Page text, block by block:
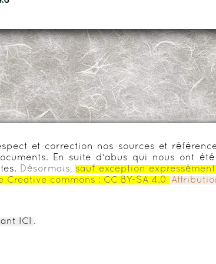
et correction nos sources et
En suite d'abus qui nous ont
Désormais, sauf exception
Creative commons : CC BY-SA 4.0
ICI .